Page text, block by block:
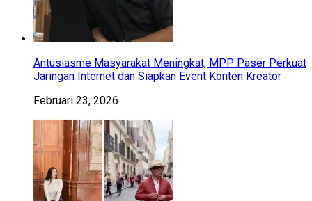
Antusiasme Masyarakat Meningkat, MPP Paser Perkuat
Jaringan Internet dan Siapkan Event Konten Kreator
Februari 23, 2026